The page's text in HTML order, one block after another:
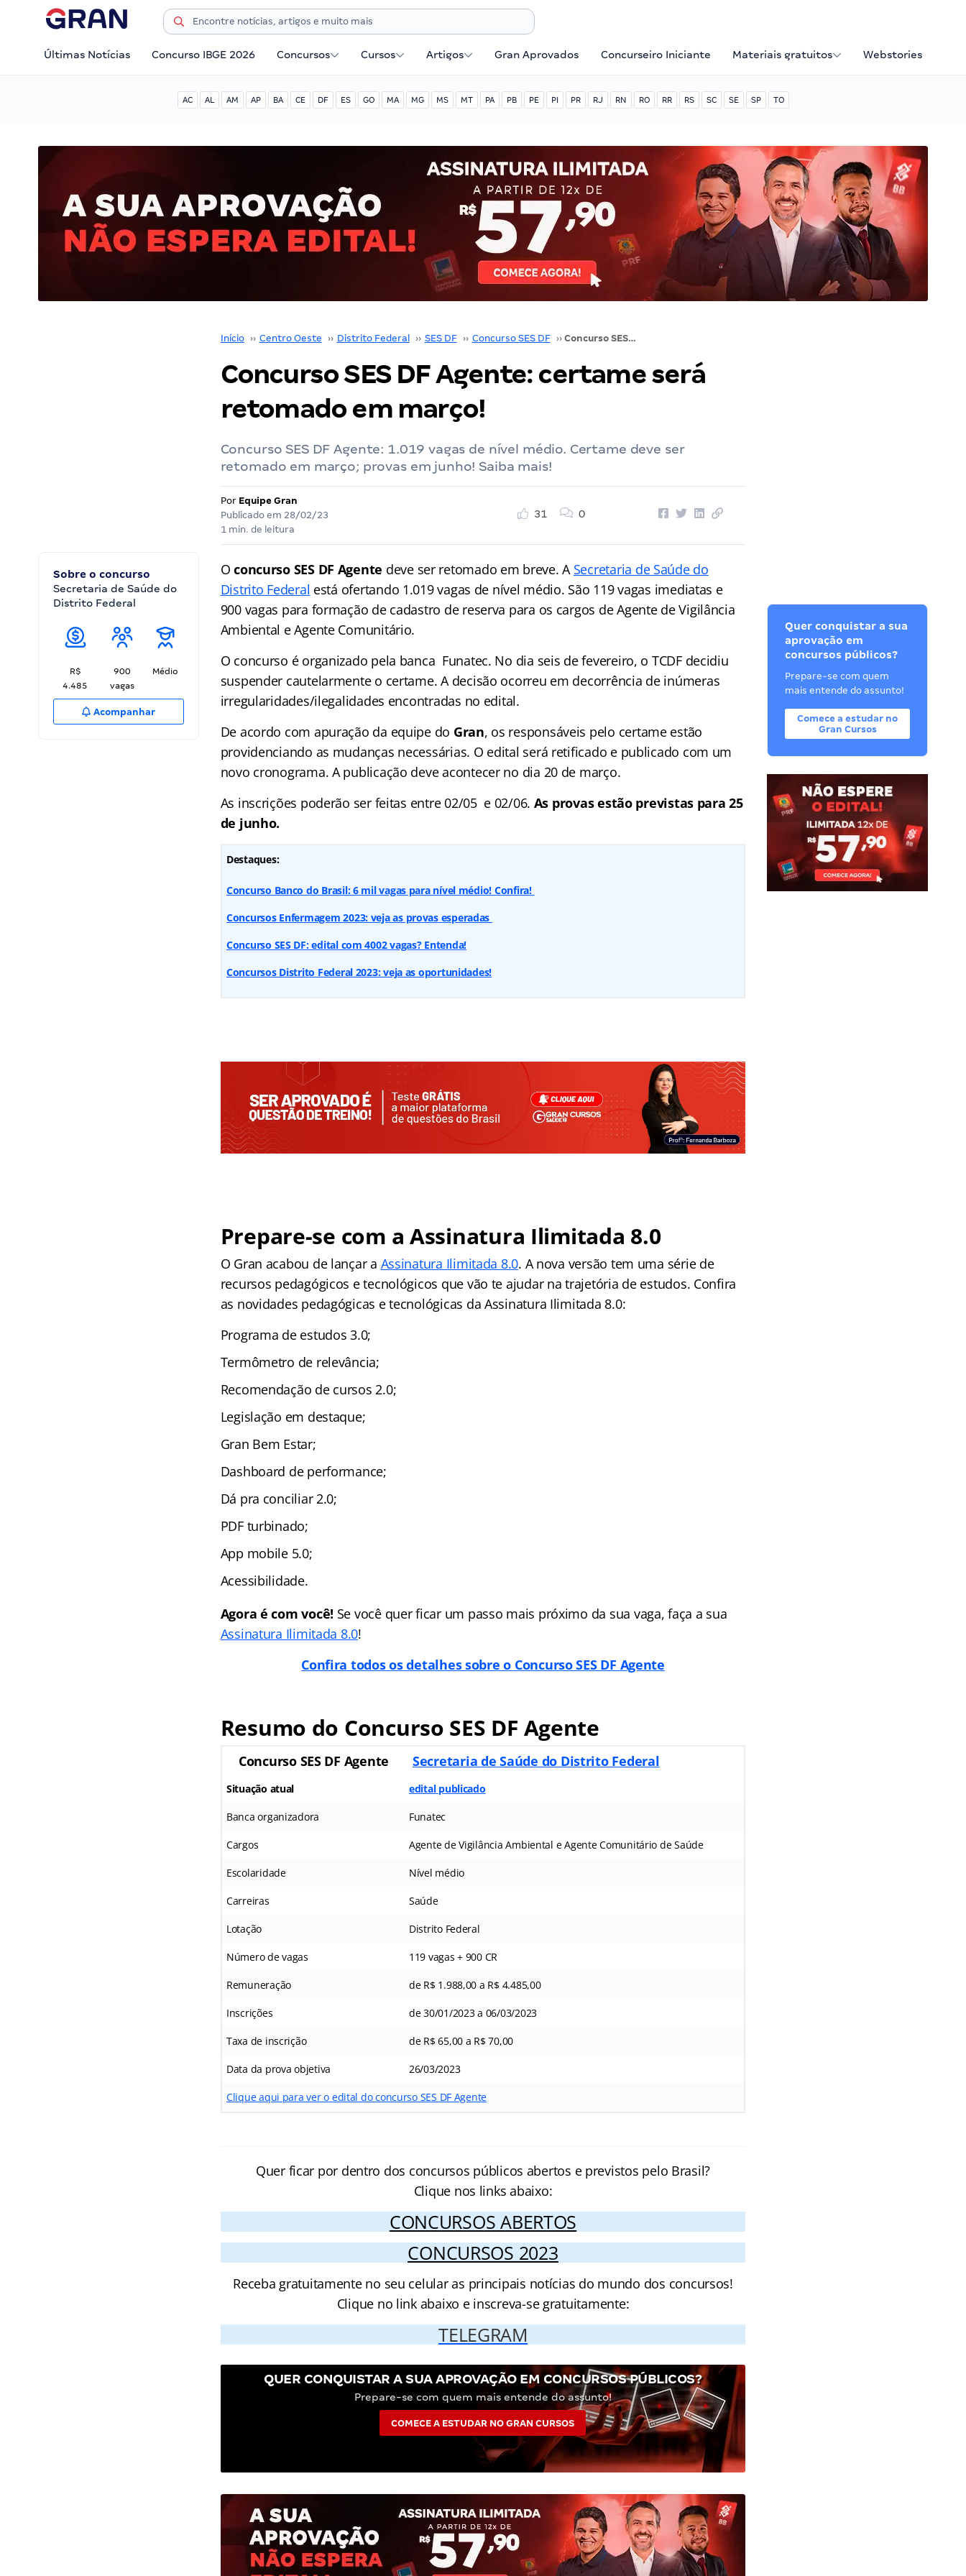
Últimas Notícias Concurso IBGE 2026 Concursos Cursos Artigos Gran Aprovados Concurseiro Iniciante Materiais gratuitos Webstories
AC AL AM AP BA CE DF ES GO MA MG MS MT PA PB PE PI PR RJ RN RO RR RS SC SE SP TO
Início ›› Centro Oeste ›› Distrito Federal ›› SES DF ›› Concurso SES DF ›› Concurso SES DF Agente: certame será retomado em março!
Concurso SES DF Agente: certame será
retomado em março!
Concurso SES DF Agente: 1.019 vagas de nível médio. Certame deve ser
retomado em março; provas em junho! Saiba mais!
Por Equipe Gran
Publicado em 28/02/23
1 min. de leitura
31 0
Sobre o concurso
Secretaria de Saúde do
Distrito Federal
R$
4.485
900
vagas
Médio
Acompanhar
Oconcurso SES DF Agente deve ser retomado em breve. A Secretaria de Saúde do
Distrito Federal está ofertando 1.019 vagas de nível médio. São 119 vagas imediatas e
900 vagas para formação de cadastro de reserva para os cargos de Agente de Vigilância
Ambiental e Agente Comunitário.
O concurso é organizado pela banca Funatec. No dia seis de fevereiro, o TCDF decidiu
suspender cautelarmente o certame. A decisão ocorreu em decorrência de inúmeras
irregularidades/ilegalidades encontradas no edital.
De acordo com apuração da equipe do Gran, os responsáveis pelo certame estão
providenciando as mudanças necessárias. O edital será retificado e publicado com um
novo cronograma. A publicação deve acontecer no dia 20 de março.
As inscrições poderão ser feitas entre 02/05 e 02/06. As provas estão previstas para 25
de junho.
Destaques:
Concurso Banco do Brasil: 6 mil vagas para nível médio! Confira!
Concursos Enfermagem 2023: veja as provas esperadas
Concurso SES DF: edital com 4002 vagas? Entenda!
Concursos Distrito Federal 2023: veja as oportunidades!
Prepare-se com a Assinatura Ilimitada 8.0
O Gran acabou de lançar a Assinatura Ilimitada 8.0. A nova versão tem uma série de
recursos pedagógicos e tecnológicos que vão te ajudar na trajetória de estudos. Confira
as novidades pedagógicas e tecnológicas da Assinatura Ilimitada 8.0:
Programa de estudos 3.0;
Termômetro de relevância;
Recomendação de cursos 2.0;
Legislação em destaque;
Gran Bem Estar;
Dashboard de performance;
Dá pra conciliar 2.0;
PDF turbinado;
App mobile 5.0;
Acessibilidade.
Agora é com você! Se você quer ficar um passo mais próximo da sua vaga, faça a sua
Assinatura Ilimitada 8.0!
Confira todos os detalhes sobre o Concurso SES DF Agente
Resumo do Concurso SES DF Agente
Concurso SES DF Agente Secretaria de Saúde do Distrito Federal
Situação atual edital publicado
Banca organizadora Funatec
Cargos Agente de Vigilância Ambiental e Agente Comunitário de Saúde
Escolaridade Nível médio
Carreiras Saúde
Lotação Distrito Federal
Número de vagas 119 vagas + 900 CR
Remuneração de R$ 1.988,00 a R$ 4.485,00
Inscrições de 30/01/2023 a 06/03/2023
Taxa de inscrição de R$ 65,00 a R$ 70,00
Data da prova objetiva 26/03/2023
Clique aqui para ver o edital do concurso SES DF Agente
Quer ficar por dentro dos concursos públicos abertos e previstos pelo Brasil?
Clique nos links abaixo:
CONCURSOS ABERTOS
CONCURSOS 2023
Receba gratuitamente no seu celular as principais notícias do mundo dos concursos!
Clique no link abaixo e inscreva-se gratuitamente:
TELEGRAM
QUER CONQUISTAR A SUA APROVAÇÃO EM CONCURSOS PÚBLICOS?
Prepare-se com quem mais entende do assunto!
COMECE A ESTUDAR NO GRAN CURSOS
Quer conquistar a sua
aprovação em
concursos públicos?
Prepare-se com quem
mais entende do assunto!
Comece a estudar no
Gran Cursos